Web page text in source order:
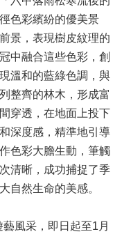
色彩繽紛的優美景
景，表現樹皮紋理的
中融合這些色彩，創
溫和的藍綠色調，與
整齊的林木，形成富
穿透，在地面上投下
深度感，精準地引導
色彩大膽生動，筆觸
清晰，成功捕捉了季
自然生命的美感。
風采，即日起至1月